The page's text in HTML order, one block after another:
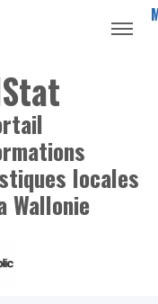
locales
Wallonie